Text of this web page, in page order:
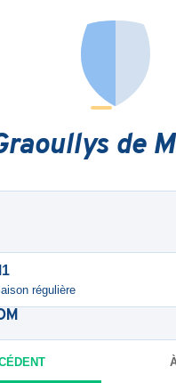
de
régulière